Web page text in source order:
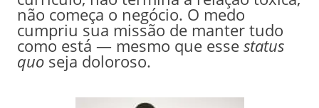
não começa o negócio. O medo
cumpriu sua missão de manter tudo
como está — mesmo que esse status
quoseja doloroso.